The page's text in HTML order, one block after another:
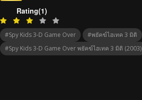
Rating(1)
#Spy Kids 3-D Game Over #พยัคฆ์ไฮเทค 3 มิติ
#Spy Kids 3-D Game Over พยัคฆ์ไฮเทค 3 มิติ (2003)